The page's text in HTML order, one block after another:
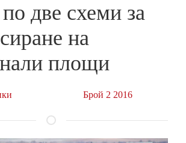
две схеми за
на
площи
Брой 2 2016